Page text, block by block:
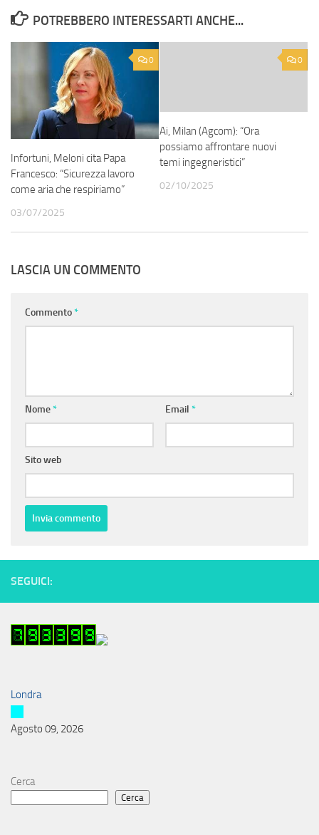
POTREBBERO INTERESSARTI ANCHE...
0
Infortuni, Meloni cita Papa
Francesco: “Sicurezza lavoro
come aria che respiriamo”
03/07/2025
0
Ai, Milan (Agcom): “Ora
possiamo affrontare nuovi
temi ingegneristici”
02/10/2025
LASCIA UN COMMENTO
Commento*
Nome* Email *
Sito web
SEGUICI:
Londra
Agosto 09, 2026
Cerca
Cerca